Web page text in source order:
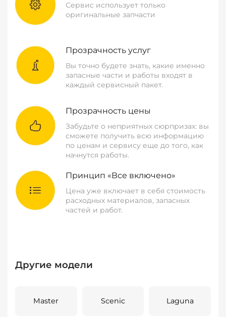
Сервис использует только
оригинальные запчасти
Прозрачность услуг
Вы точно будете знать, какие именно
запасные части и работы входят в
каждый сервисный пакет.
Прозрачность цены
Забудьте о неприятных сюрпризах: вы
сможете получить всю информацию
по ценам и сервису еще до того, как
начнутся работы.
Принцип «Все включено»
Цена уже включает в себя стоимость
расходных материалов, запасных
частей и работ.
Другие модели
Master Scenic Laguna